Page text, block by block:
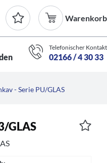
Warenkorb
Telefonischer Kontakt
02166 / 4 30 33
- Serie PU/GLAS
GLAS